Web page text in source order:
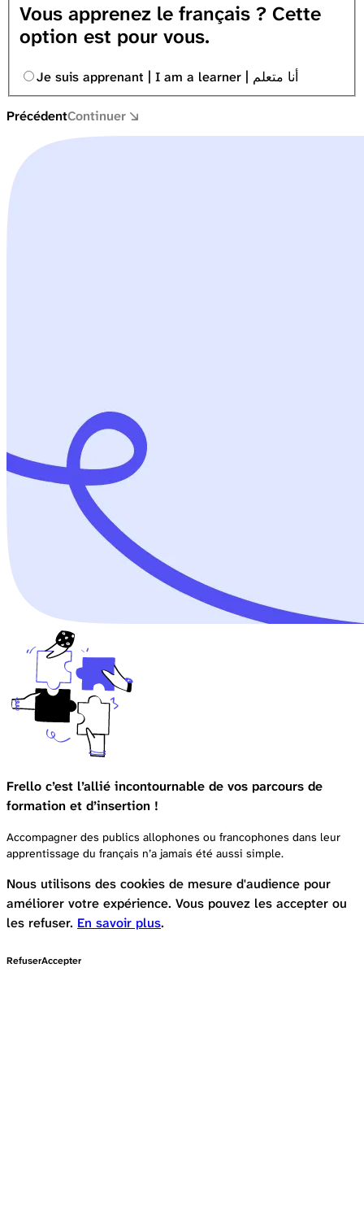
Vous apprenez le français ? Cette
option est pour vous.
Je suis apprenant | I am a learner | أنا متعلم
PrécédentContinuer
Frello c’est l’allié incontournable de vos parcours de
formation et d’insertion !
Accompagner des publics allophones ou francophones dans leur
apprentissage du français n’a jamais été aussi simple.
Nous utilisons des cookies de mesure d'audience pour
améliorer votre expérience. Vous pouvez les accepter ou
les refuser. En savoir plus.
RefuserAccepter